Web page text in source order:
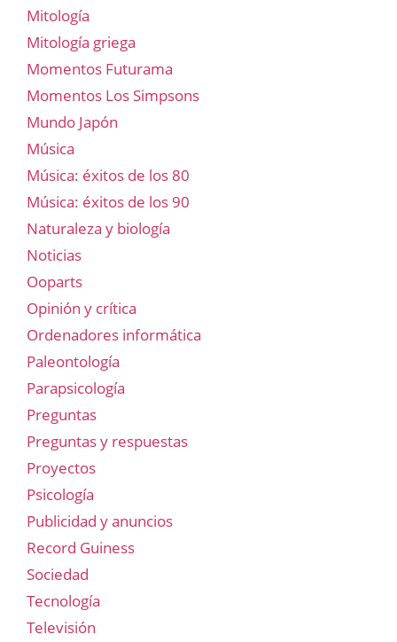
Mitología
Mitología griega
Momentos Futurama
Momentos Los Simpsons
Mundo Japón
Música
Música: éxitos de los 80
Música: éxitos de los 90
Naturaleza y biología
Noticias
Ooparts
Opinión y crítica
Ordenadores informática
Paleontología
Parapsicología
Preguntas
Preguntas y respuestas
Proyectos
Psicología
Publicidad y anuncios
Record Guiness
Sociedad
Tecnología
Televisión